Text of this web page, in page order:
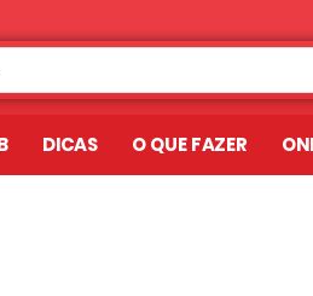
DICAS O QUE FAZER